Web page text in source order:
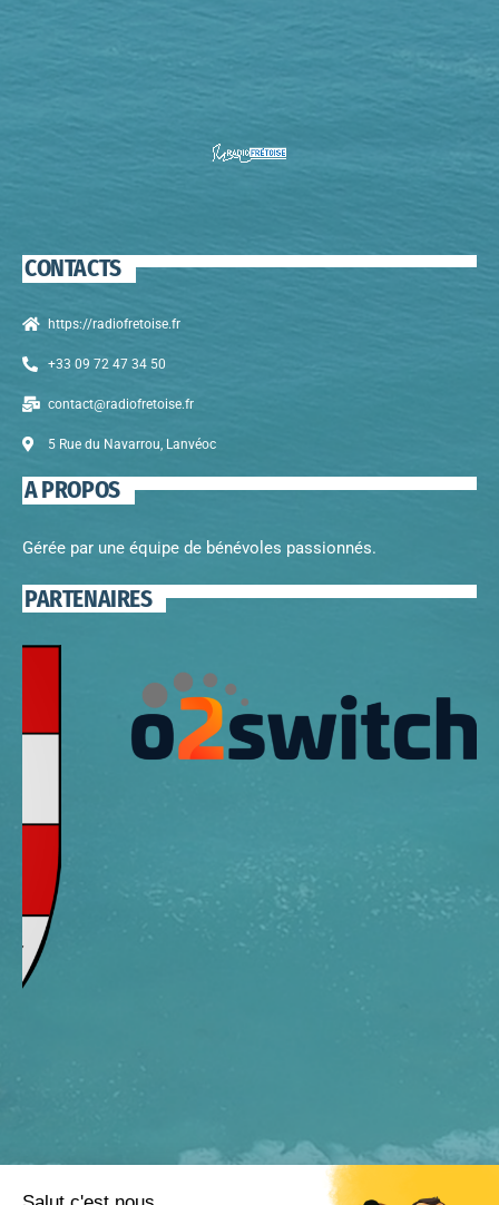
CONTACTS
https://radiofretoise.fr
+33 09 72 47 34 50
contact@radiofretoise.fr
5 Rue du Navarrou, Lanvéoc
A PROPOS
Gérée par une équipe de bénévoles passionnés.
PARTENAIRES